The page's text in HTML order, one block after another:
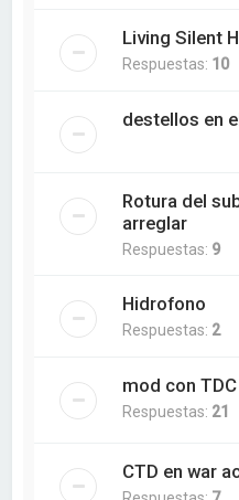
Living Silent
Respuestas: 10
destellos en
Rotura del
arreglar
Respuestas: 9
Hidrofono
Respuestas: 2
mod con
Respuestas: 21
CTD en war